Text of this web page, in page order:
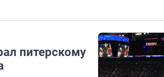
питерскому